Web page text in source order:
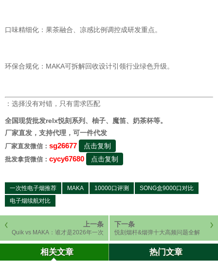
口味精细化：果茶融合、凉感比例调控成研发重点。
环保合规化：MAKA可拆解回收设计引领行业绿色升级。
：选择没有对错，只有需求匹配
全国现货批发relx悦刻系列、柚子、魔笛、奶茶杯等。
厂家直发，支持代理，可一件代发
厂家直发微信： sg26677 点击复制
批发拿货微信： cycy67680 点击复制
一次性电子烟推荐 MAKA 10000口评测
SONG盒9000口对比
电子烟续航对比
上一条
Quik vs MAKA：谁才是2026年一次
性平价王者？
下一条
悦刻烟杆&烟弹十大高频问题全解
析:附权威数据与实测解决方案（20
26最新版）
相关文章 热门文章